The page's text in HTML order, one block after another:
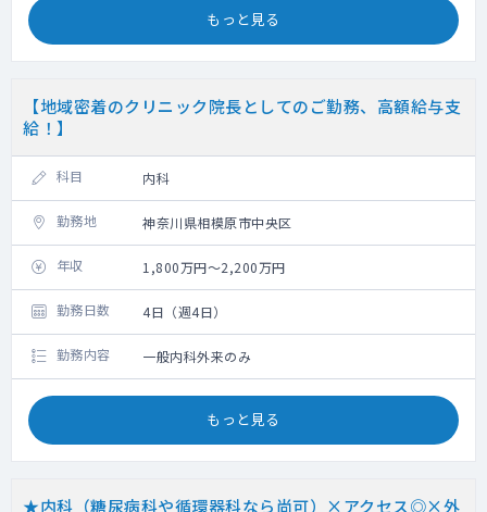
もっと見る
【地域密着のクリニック院長としてのご勤務、高額給与支
給！】
科目 内科
勤務地 神奈川県相模原市中央区
年収 1,800万円～2,200万円
勤務日数 4日（週4日）
勤務内容 一般内科外来のみ
もっと見る
★内科（糖尿病科や循環器科なら尚可）×アクセス◎×外